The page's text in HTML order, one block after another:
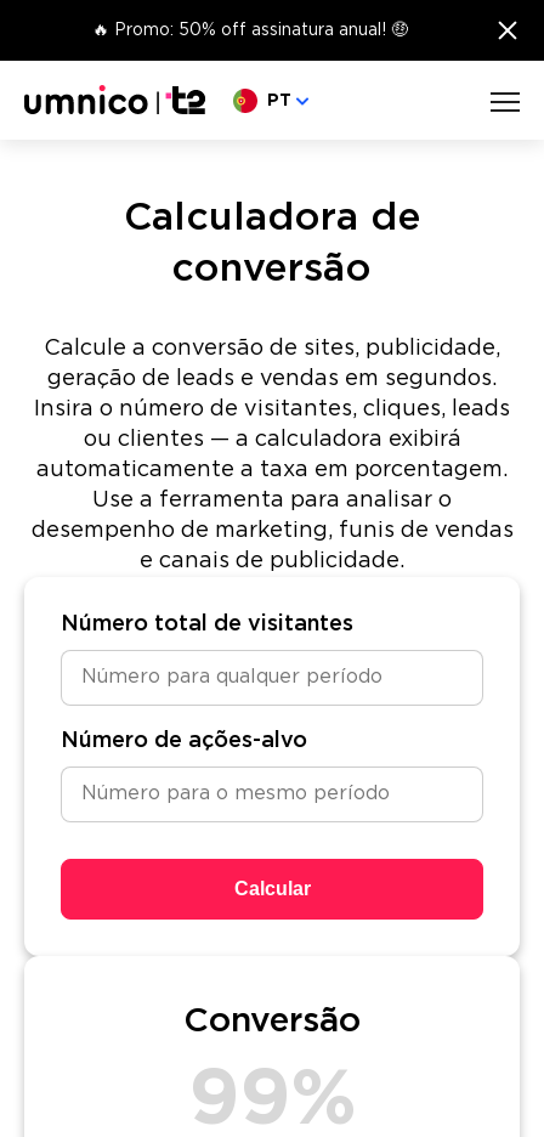
🔥 Promo: 50% off assinatura anual! 🤑 ×
Escolha o seu idioma
PT
Calculadora de
conversão
Calcule a conversão de sites, publicidade,
geração de leads e vendas em segundos.
Insira o número de visitantes, cliques, leads
ou clientes — a calculadora exibirá
automaticamente a taxa em porcentagem.
Use a ferramenta para analisar o
desempenho de marketing, funis de vendas
e canais de publicidade.
Número total de visitantes
Número de ações-alvo
Calcular
Conversão
99%